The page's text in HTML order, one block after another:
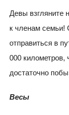
Девы взгляните
к членам семьи!
отправиться в
000
достаточно
Весы